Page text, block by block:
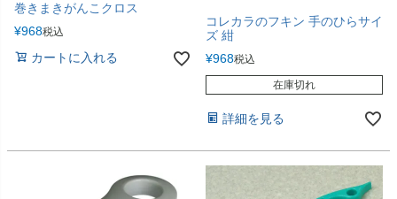
巻きまきがんこクロス
¥968税込
カートに入れる
コレカラのフキン 手のひらサイ
ズ 紺
¥968税込
在庫切れ
詳細を見る